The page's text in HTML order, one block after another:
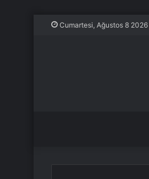
Cumartesi, Ağustos 8 2026